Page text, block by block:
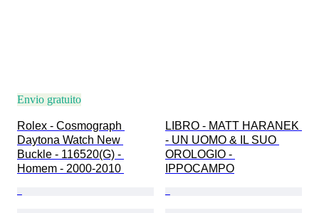
Envio gratuito
Rolex - Cosmograph
Daytona Watch New
Buckle - 116520(G) -
Homem - 2000-2010
LIBRO - MATT HARANEK
- UN UOMO & IL SUO
OROLOGIO -
IPPOCAMPO